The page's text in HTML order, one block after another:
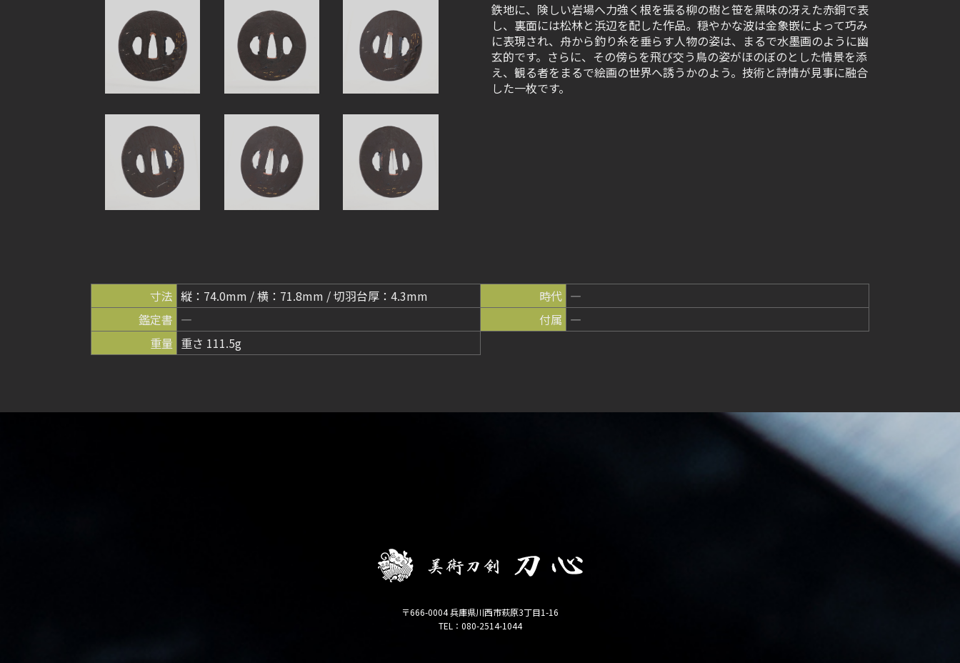
鉄地に、険しい岩場へ力強く根を張る柳の樹と笹を黒味の冴えた赤銅で表
し、裏面には松林と浜辺を配した作品。穏やかな波は金象嵌によって巧み
に表現され、舟から釣り糸を垂らす人物の姿は、まるで水墨画のように幽
玄的です。さらに、その傍らを飛び交う鳥の姿がほのぼのとした情景を添
え、観る者をまるで絵画の世界へ誘うかのよう。技術と詩情が見事に融合
した一枚です。
寸法 縦：74.0mm / 横：71.8mm / 切羽台厚：4.3mm 時代 ―
鑑定書 ― 付属 ―
重量 重さ 111.5g
〒666-0004 兵庫県川西市萩原3丁目1-16
TEL：080-2514-1044